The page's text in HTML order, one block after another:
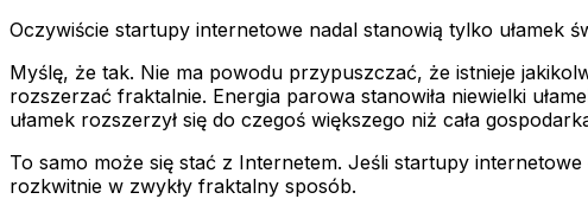
Oczywiście startupy internetowe nadal stanowią tylko ułamek
Myślę, że tak. Nie ma powodu przypuszczać, że istnieje
rozszerzać fraktalnie. Energia parowa stanowiła niewielki
ułamek rozszerzył się do czegoś większego niż cała
To samo może się stać z Internetem. Jeśli startupy
rozkwitnie w zwykły fraktalny sposób.